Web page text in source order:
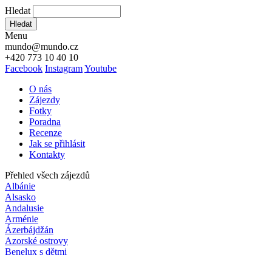
Hledat
Hledat
Menu
mundo@mundo.cz
+420 773 10 40 10
Facebook InstagramYoutube
O nás
Zájezdy
Fotky
Poradna
Recenze
Jak se přihlásit
Kontakty
Přehled všech zájezdů
Albánie
Alsasko
Andalusie
Arménie
Ázerbájdžán
Azorské ostrovy
Benelux s dětmi